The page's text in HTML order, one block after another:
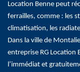
Location Benne peut
ferrailles, comme : les
climatisation, les
Dans la ville de
entreprise RG Location
l’immédiat et